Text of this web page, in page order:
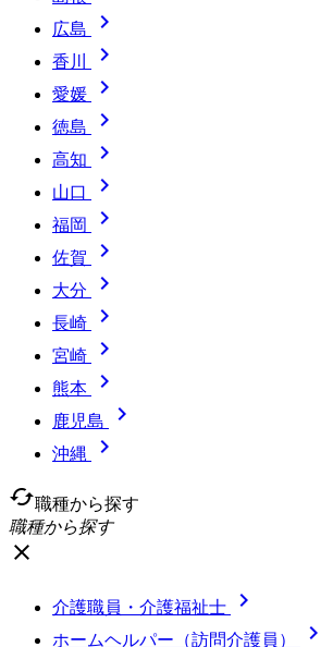
広島 
香川 
愛媛 
徳島 
高知 
山口 
福岡 
佐賀 
大分 
長崎 
宮崎 
熊本 
鹿児島 
沖縄

cached職種から探す
職種から探す
close
介護職員・介護福祉士 
ホームヘルパー（訪問介護員） 